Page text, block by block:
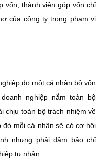
vốn, thành viên góp vốn chỉ
của công ty trong phạm vi
do một cá nhân bỏ vốn
nghiệp nắm toàn bộ
chịu toàn bộ trách nhiệm về
đó mỗi cá nhân sẽ có cơ hội
nhưng phải đảm bảo chỉ
tư nhân.